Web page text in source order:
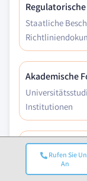
Rufen Sie
An
Staatliche
Akademische
Institutionen
Einreichungen